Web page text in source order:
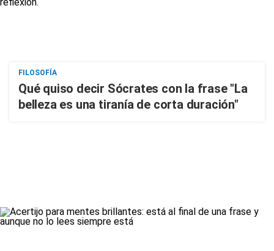
FILOSOFÍA
Qué quiso decir Sócrates con la frase "La
belleza es una tiranía de corta duración"